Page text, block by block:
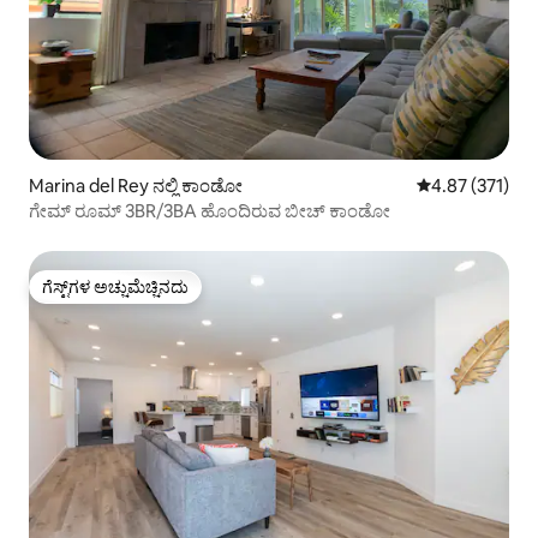
Marina del Rey ನಲ್ಲಿ ಕಾಂಡೋ 5 ರಲ್ಲಿ 4.87
4.87 (371)
ಗೇಮ್ ರೂಮ್ 3BR/3BA ಹೊಂದಿರುವ ಬೀಚ್ ಕಾಂಡೋ
ಗೆಸ್ಟ್‌ಗಳ ಅಚ್ಚುಮೆಚ್ಚಿನದು
ಗೆಸ್ಟ್‌ಗಳ ಅಚ್ಚುಮೆಚ್ಚಿನದು